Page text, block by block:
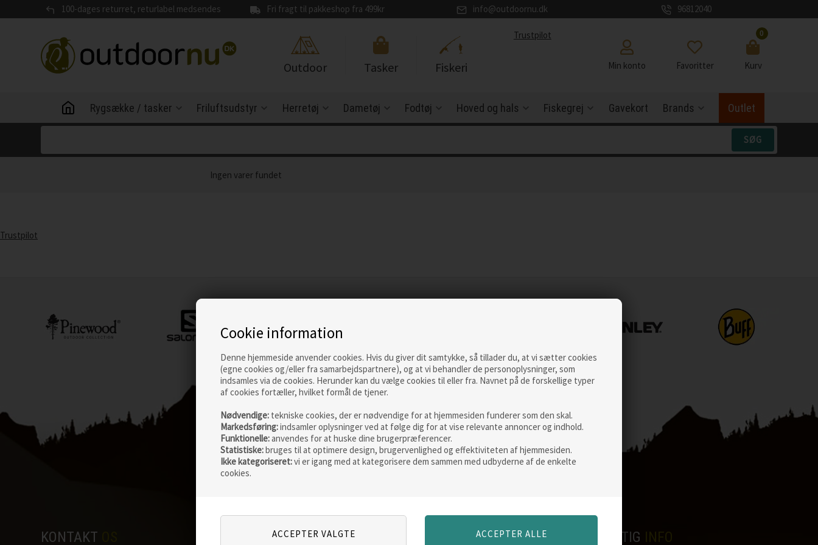
Cookie information
Denne hjemmeside anvender cookies. Hvis du giver dit samtykke, så tillader du, at vi sætter cookies
(egne cookies og/eller fra samarbejdspartnere), og at vi behandler de personoplysninger, som
indsamles via de cookies. Herunder kan du vælge cookies til eller fra. Navnet på de forskellige typer
af cookies fortæller, hvilket formål de tjener.
Nødvendige: tekniske cookies, der er nødvendige for at hjemmesiden funderer som den skal.
Markedsføring:indsamler oplysninger ved at følge dig for at vise relevante annoncer og indhold.
Funktionelle:anvendes for at huske dine brugerpræferencer.
Statistiske:bruges til at optimere design, brugervenlighed og effektiviteten af hjemmesiden.
Ikke kategoriseret:vi er igang med at kategorisere dem sammen med udbyderne af de enkelte
cookies.
100-dages returret, returlabel medsendes Fri fragt til pakkeshop fra 499kr info@outdoornu.dk 96812040
Outdoor Tasker Fiskeri
Trustpilot
Min konto Favoritter
0
Kurv
Rygsække / tasker Friluftsudstyr Herretøj Dametøj Fodtøj Hoved og hals Fiskegrej Gavekort Brands Outlet
Ingen varer fundet
Trustpilot
KONTAKT HOLD DIGOPDATERET PRAKTISKE NYTTIG